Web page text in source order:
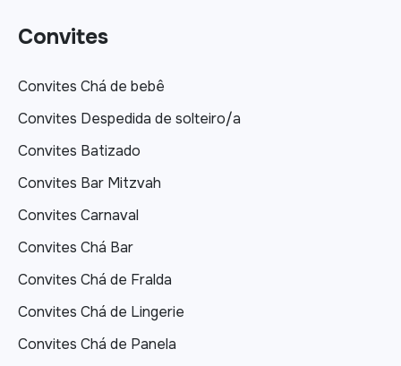
Convites
Convites Chá de bebê
Convites Despedida de solteiro/a
Convites Batizado
Convites Bar Mitzvah
Convites Carnaval
Convites Chá Bar
Convites Chá de Fralda
Convites Chá de Lingerie
Convites Chá de Panela